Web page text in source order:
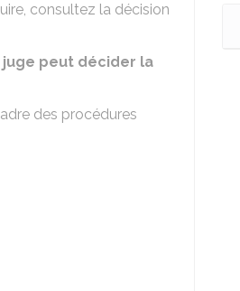
consultez la décision
peut décider la
des procédures